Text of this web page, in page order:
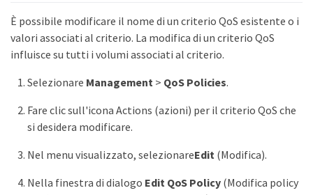
È possibile modificare il nome di un criterio QoS esistente o i
valori associati al criterio. La modifica di un criterio QoS
influisce su tutti i volumi associati al criterio.
Selezionare Management > QoS Policies.
Fare clic sull'icona Actions (azioni) per il criterio QoS che
si desidera modificare.
Nel menu visualizzato, selezionareEdit (Modifica).
Nella finestra di dialogo Edit QoS Policy(Modifica policy